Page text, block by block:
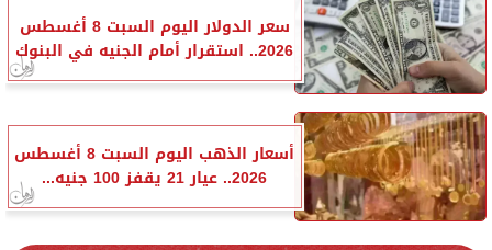
سعر الدولار اليوم السبت 8 أغسطس
2026.. استقرار أمام الجنيه في البنوك
أسعار الذهب اليوم السبت 8 أغسطس
2026.. عيار 21 يقفز 100 جنيه...